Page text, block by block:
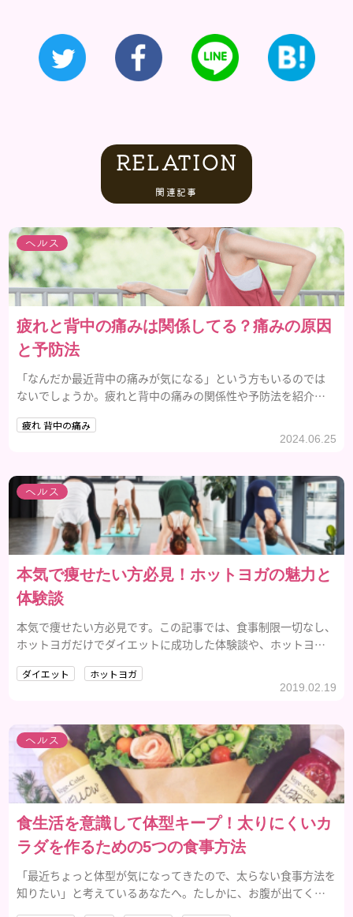
RELATION
関連記事
ヘルス
疲れと背中の痛みは関係してる？痛みの原因
と予防法
「なんだか最近背中の痛みが気になる」という方もいるのでは
ないでしょうか。疲れと背中の痛みの関係性や予防法を紹介す
疲れ 背中の痛み
2024.06.25
ヘルス
本気で痩せたい方必見！ホットヨガの魅力と
体験談
本気で痩せたい方必見です。この記事では、食事制限一切なし、
ホットヨガだけでダイエットに成功した体験談や、ホットヨガ
ダイエット ホットヨガ
2019.02.19
ヘルス
食生活を意識して体型キープ！太りにくいカ
ラダを作るための5つの食事方法
「最近ちょっと体型が気になってきたので、太らない食事方法を
知りたい」と考えているあなたへ。たしかに、お腹が出てくる